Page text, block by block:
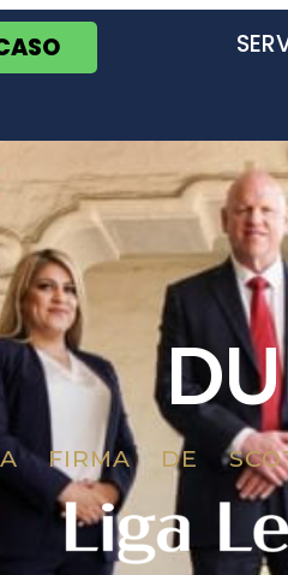
FIRMA DE